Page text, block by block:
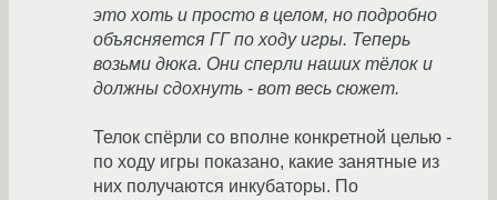
это хоть и просто в целом, но подробно
объясняется ГГ по ходу игры. Теперь
возьми дюка. Они сперли наших тёлок и
должны сдохнуть - вот весь сюжет.
Телок спёрли со вполне конкретной целью -
по ходу игры показано, какие занятные из
них получаются инкубаторы. По